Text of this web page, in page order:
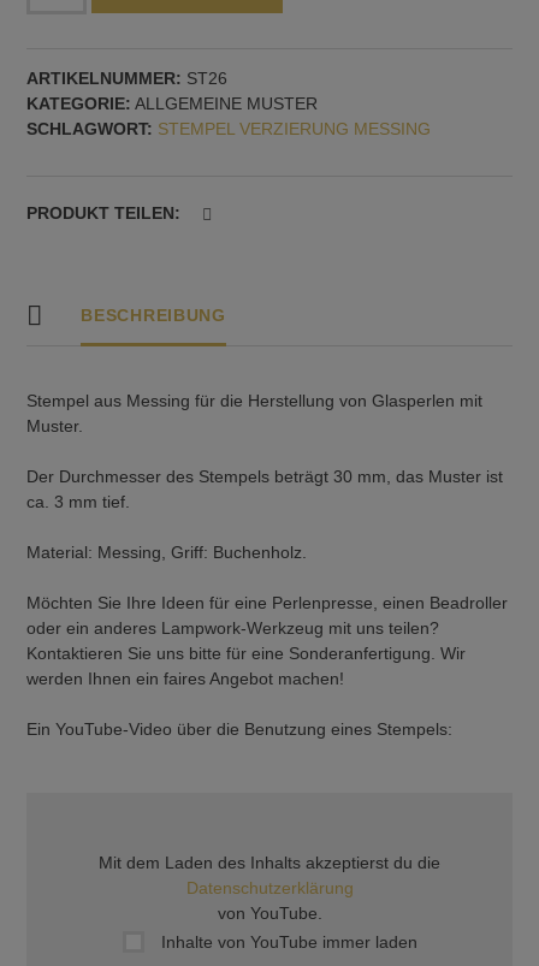
Muster
Nr.
26
ARTIKELNUMMER: ST26
KATEGORIE: ALLGEMEINE MUSTER
SCHLAGWORT: STEMPEL VERZIERUNG MESSING
PRODUKT TEILEN:
BESCHREIBUNG
Stempel aus Messing für die Herstellung von Glasperlen mit
Muster.
Der Durchmesser des Stempels beträgt 30 mm, das Muster ist
ca. 3 mm tief.
Material: Messing, Griff: Buchenholz.
Möchten Sie Ihre Ideen für eine Perlenpresse, einen Beadroller
oder ein anderes Lampwork-Werkzeug mit uns teilen?
Kontaktieren Sie uns bitte für eine Sonderanfertigung. Wir
werden Ihnen ein faires Angebot machen!
Ein YouTube-Video über die Benutzung eines Stempels:
Mit dem Laden des Inhalts akzeptierst du die
Datenschutzerklärung
von YouTube.
Inhalte von YouTube immer laden